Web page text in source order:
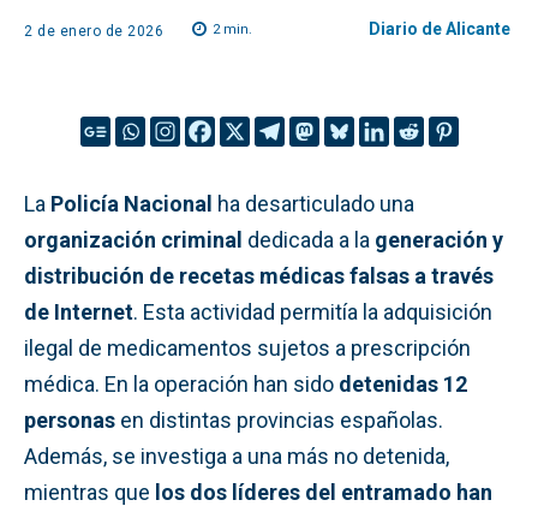
2 de enero de 2026 2min. Diario de Alicante
La Policía Nacional ha desarticulado una
organización criminal dedicada a la generación y
distribución de recetas médicas falsas a través
de Internet. Esta actividad permitía la adquisición
ilegal de medicamentos sujetos a prescripción
médica. En la operación han sido detenidas 12
personas en distintas provincias españolas.
Además, se investiga a una más no detenida,
mientras que los dos líderes del entramado han